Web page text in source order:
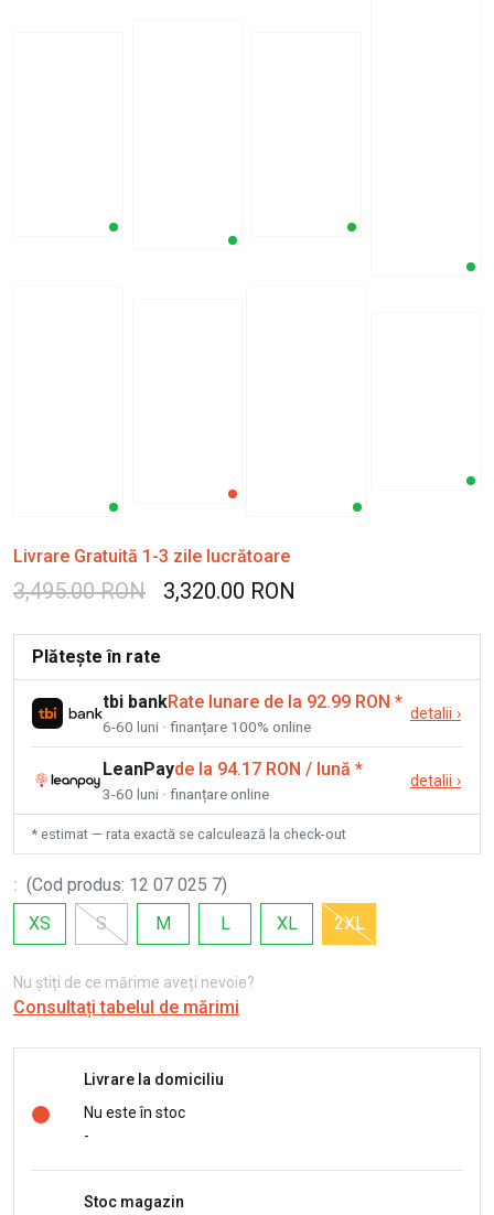
Livrare Gratuită 1-3 zile lucrătoare
3,495.00 RON 3,320.00 RON
Plătește în rate
tbi bankRate lunare de la 92.99 RON *
6-60 luni · finanțare 100% online
detalii ›
LeanPayde la 94.17 RON / lună *
3-60 luni · finanțare online
detalii ›
* estimat — rata exactă se calculează la check-out
: (Cod produs: 12 07 025 7)
XS
S M L XL 2XL
Nu știți de ce mărime aveți nevoie?
Consultați tabelul de mărimi
Livrare la domiciliu
Nu este în stoc
-
Stoc magazin